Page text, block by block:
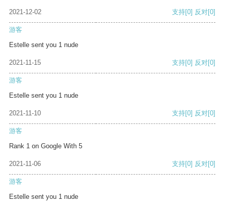
2021-12-02 支持[0] 反对[0]
游客
Estelle sent you 1 nude
2021-11-15 支持[0] 反对[0]
游客
Estelle sent you 1 nude
2021-11-10 支持[0] 反对[0]
游客
Rank 1 on Google With 5
2021-11-06 支持[0] 反对[0]
游客
Estelle sent you 1 nude